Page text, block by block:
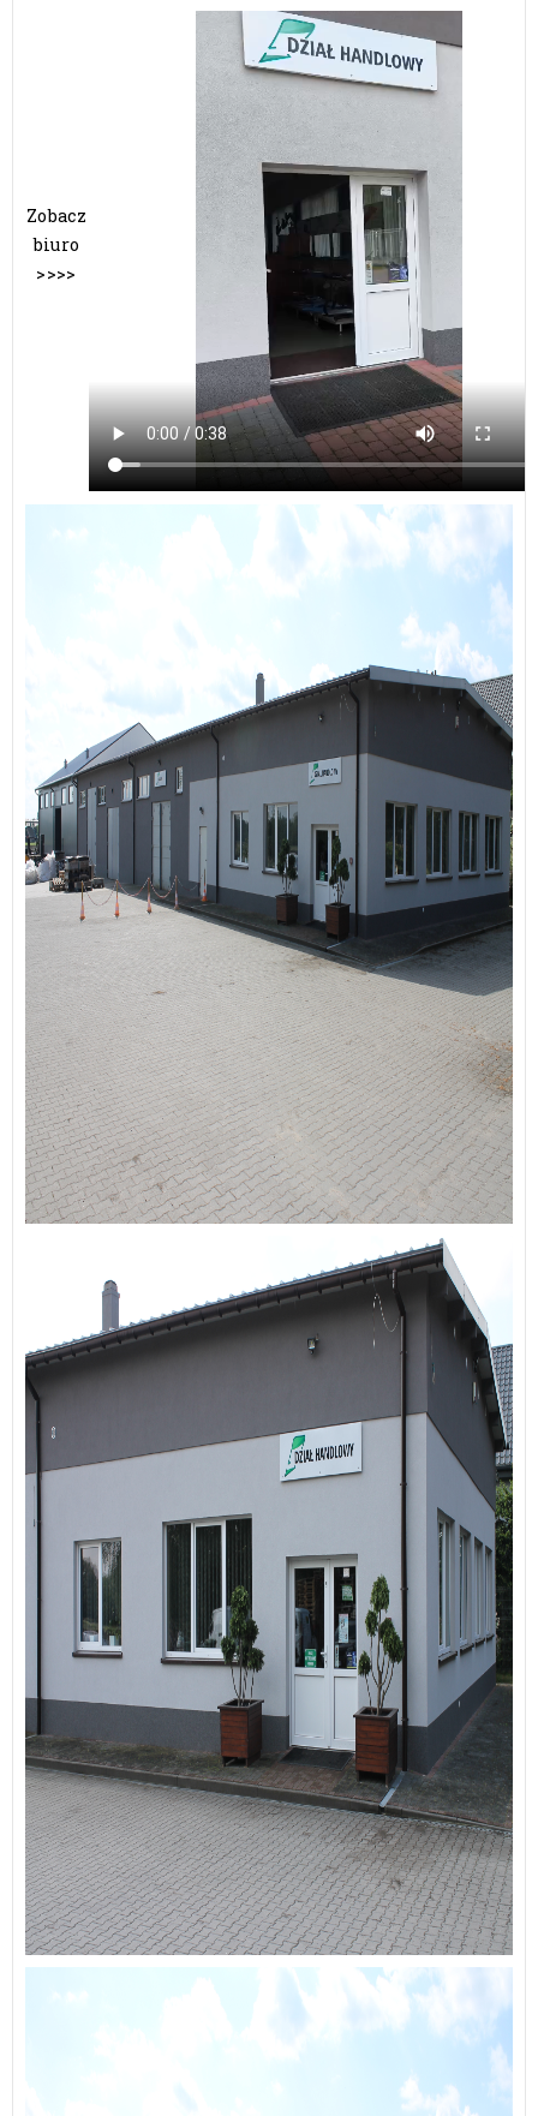
Zobacz
biuro
>>>>